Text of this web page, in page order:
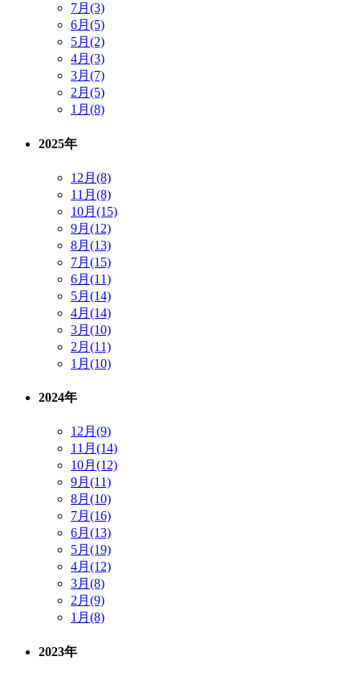
7月(3)
6月(5)
5月(2)
4月(3)
3月(7)
2月(5)
1月(8)
2025年
12月(8)
11月(8)
10月(15)
9月(12)
8月(13)
7月(15)
6月(11)
5月(14)
4月(14)
3月(10)
2月(11)
1月(10)
2024年
12月(9)
11月(14)
10月(12)
9月(11)
8月(10)
7月(16)
6月(13)
5月(19)
4月(12)
3月(8)
2月(9)
1月(8)
2023年